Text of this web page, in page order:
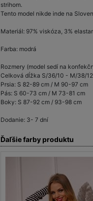
strihom.
Tento model nikde inde na
Materiál: 97% viskóza, 3%
Farba: modrá
Rozmery (model sedí na
Celková dĺžka S/36/10 - M/38/
Prsia: S 82-89 cm / M 90-97 cm
Pás: S 60-73 cm / M 73-81 cm
Boky: S 87-92 cm / 93-98 cm
Dodanie: 3- 7 dní
Ďaľšie farby produktu